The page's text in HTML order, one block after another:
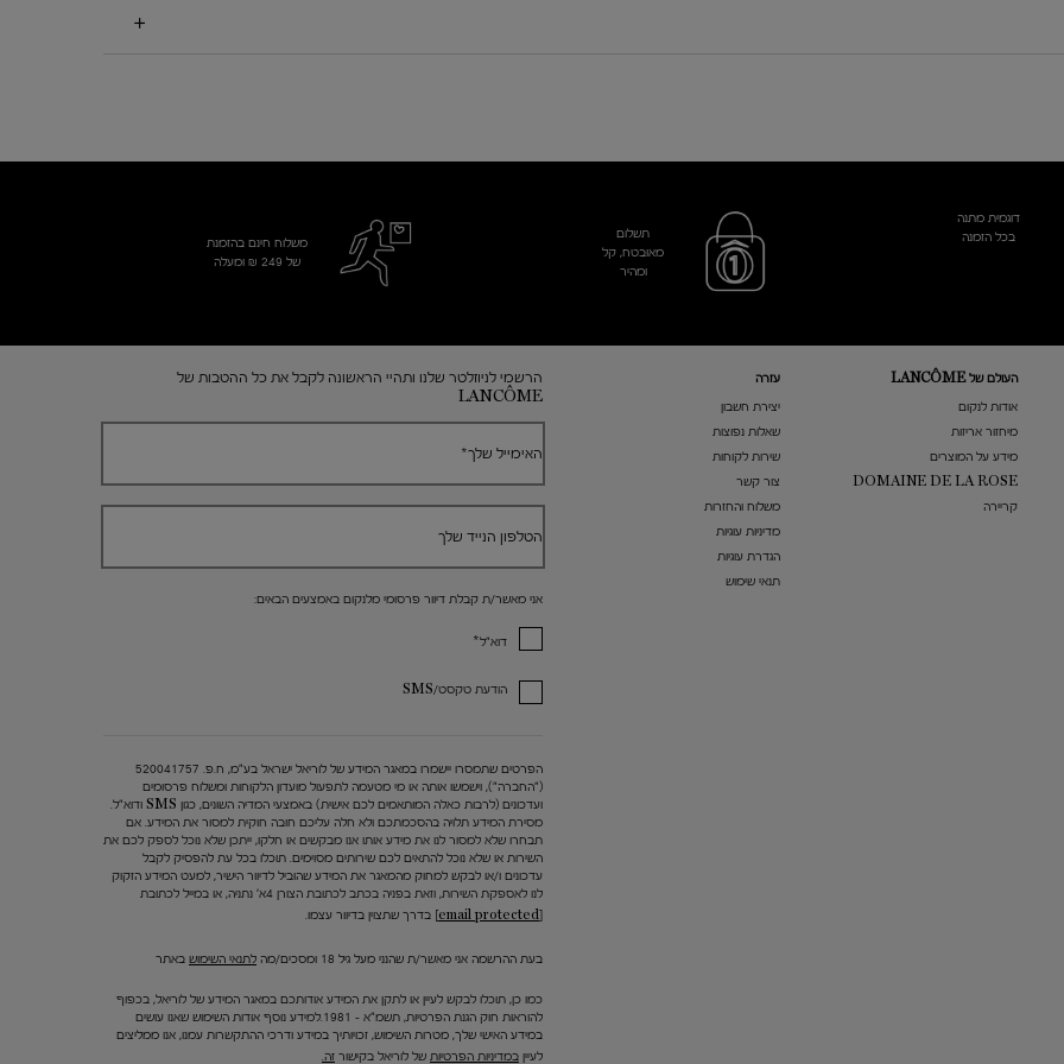
דוגמית מתנה
בכל הזמנה
תשלום
מאובטח, קל
ומהיר
משלוח חינם בהזמנת
של 249 ₪ ומעלה
העולם של LANCÔME
אודות לנקום
מיחזור אריזות
מידע על המוצרים
DOMAINE DE LA ROSE
קריירה
עזרה
​יצירת חשבון
שאלות נפוצות
שירות לקוחות
צור קשר
משלוח והחזרות
מדיניות עוגיות
הגדרת עוגיות
תנאי שימוש
הרשמי לניוזלטר שלנו ותהיי הראשונה לקבל את כל ההטבות של
LANCÔME
האימייל שלך*
הטלפון הנייד שלך
אני מאשר/ת קבלת דיוור פרסומי מלנקום באמצעים הבאים:
דוא"ל*
הודעת טקסט/SMS
הפרטים שתמסרו יישמרו במאגר המידע של לוריאל ישראל בע"מ, ח.פ. 520041757
("החברה"), וישמשו אותה או מי מטעמה לתפעול מועדון הלקוחות ומשלוח פרסומים
ועדכונים (לרבות כאלה המותאמים לכם אישית) באמצעי המדיה השונים, כגון SMS ודוא"ל.
מסירת המידע תלויה בהסכמתכם ולא חלה עליכם חובה חוקית למסור את המידע. אם
תבחרו שלא למסור לנו את מידע אותו אנו מבקשים או חלקו, ייתכן שלא נוכל לספק לכם את
השירות או שלא נוכל להתאים לכם שירותים מסוימים. תוכלו בכל עת להפסיק לקבל
עדכונים ו/או לבקש למחוק מהמאגר את המידע שהוביל לדיוור הישיר, למעט המידע הזקוק
לנו לאספקת השירות, וזאת בפניה בכתב לכתובת הצורן 4א' נתניה, או במייל לכתובת
[email protected]
בדרך שתצוין בדיוור עצמו.
בעת ההרשמה אני מאשר/ת שהנני מעל גיל 18 ומסכים/מה לתנאי השימוש באתר
כמו כן, תוכלו לבקש לעיין או לתקן את המידע אודותכם במאגר המידע של לוריאל, בכפוף
להוראות חוק הגנת הפרטיות, תשמ"א – 1981.למידע נוסף אודות השימוש שאנו עושים
במידע האישי שלך, מטרות השימוש, זכויותיך במידע ודרכי ההתקשרות עמנו, אנו ממליצים
לעיין במדיניות הפרטיות של לוריאל בקישור זה.